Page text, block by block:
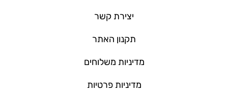
יצירת קשר
תקנון האתר
מדיניות משלוחים
מדיניות פרטיות